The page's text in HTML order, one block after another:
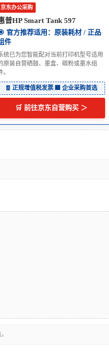
京东办公采购
普HP Smart Tank 597
官方推荐适用：原装耗材 / 正品
件
统已为您智能配对当前打印机型号适用
原装自营硒鼓、墨盒、碳粉或墨水组
。
🧾 正规增值税发票 🏢 企业采购首选
🛒 前往京东自营购买 ＞